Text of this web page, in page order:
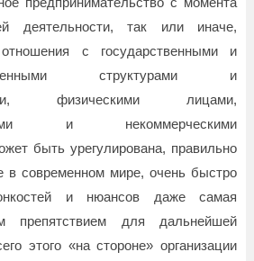
деятельности, так или иначе,
с государственными и
структурами и
физическими лицами,
и некоммерческими
быть урегулирована, правильно
в современном мире, очень быстро
и нюансов даже самая
препятствием для дальнейшей
этого «на стороне» организации